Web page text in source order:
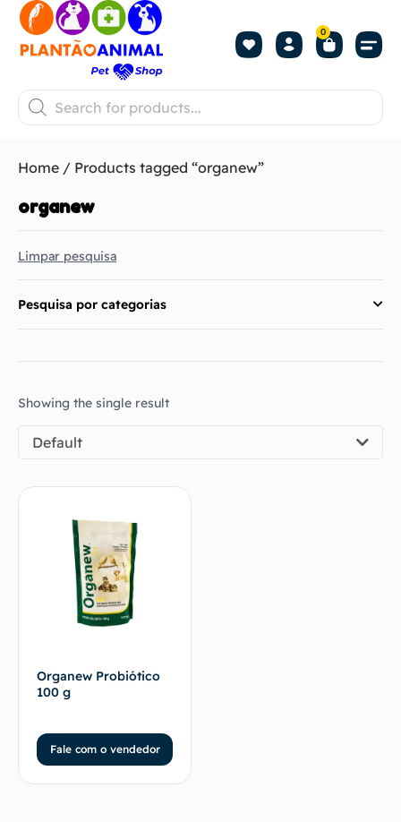
0
Home / Products tagged “organew”
organew
Limpar pesquisa
Pesquisa por categorias
Showing the single result
Default
Organew Probiótico
100 g
Fale com o vendedor